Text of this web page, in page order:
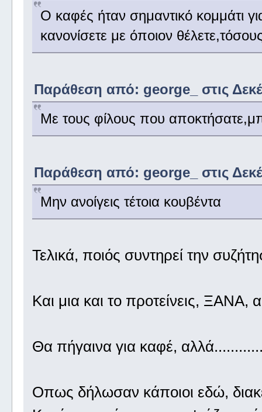
Ο καφές ήταν σημαντικό κομμάτι
κανονίσετε με όποιον
Παράθεση από: george_ στις
Με τους φίλους που
Παράθεση από: george_ στις
Μην ανοίγεις τέτοια κουβέντα
Τελικά, ποιός συντηρεί την
Και μια και το προτείνεις, ΞΑΝΑ,
Θα πήγαινα για καφέ,
Οπως δήλωσαν κάποιοι εδώ,